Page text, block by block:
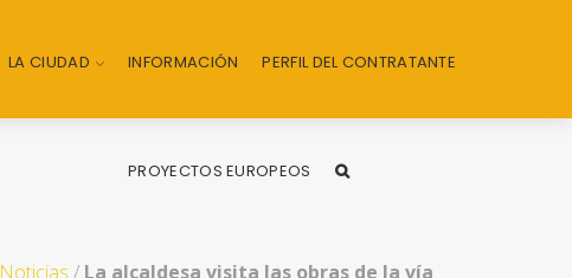
LA CIUDAD INFORMACIÓN PERFIL DEL CONTRATANTE
PROYECTOS EUROPEOS
Noticias / La alcaldesa visita las obras de la vía